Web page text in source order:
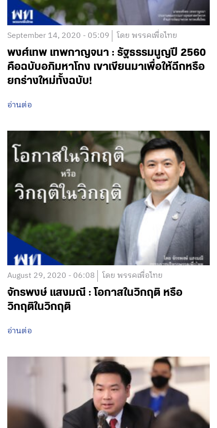
September 14, 2020 - 05:09 โดย พรรคเพื่อไทย
พงศ์เทพ เทพกาญจนา : รัฐธรรมนูญปี 2560
คือฉบับอภิมหาโกง เขาเขียนมาเพื่อให้ฉีกหรือ
ยกร่างใหม่ทั้งฉบับ!
อ่านต่อ
August 29, 2020 - 06:08 โดย พรรคเพื่อไทย
จักรพงษ์ แสงมณี : โอกาสในวิกฤติ หรือ
วิกฤติในวิกฤติ
อ่านต่อ